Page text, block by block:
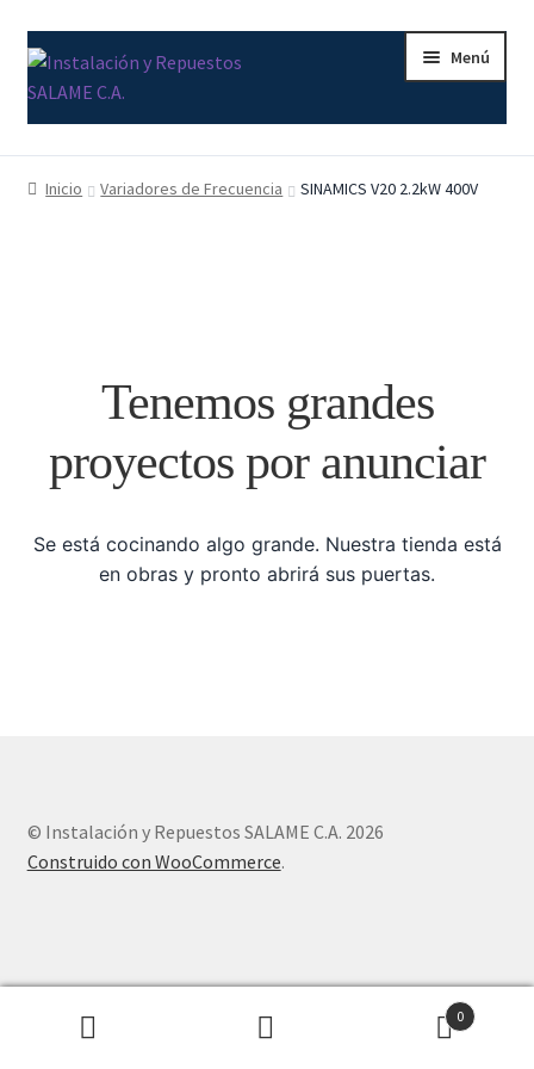
Ir
a
la
Ir
al
contenido
Menú
Inicio
Finalizar compra
Mi cuenta
Nosotros
Inicio Variadores de Frecuencia SINAMICS V20 2.2kW 400V
Tenemos grandes
proyectos por anunciar
Se está cocinando algo grande. Nuestra tienda está
en obras y pronto abrirá sus puertas.
© Instalación y Repuestos SALAME C.A. 2026
Construido con WooCommerce.
0